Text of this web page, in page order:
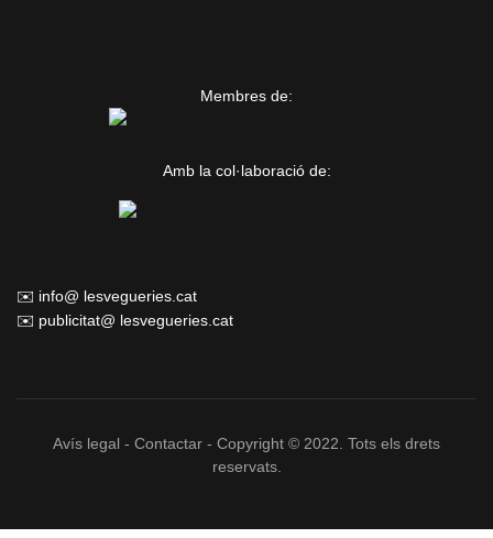
Membres de:
Amb la col·laboració de:
✉️ info@ lesvegueries.cat
✉️ publicitat@ lesvegueries.cat
Avís legal - Contactar - Copyright © 2022. Tots els drets
reservats.